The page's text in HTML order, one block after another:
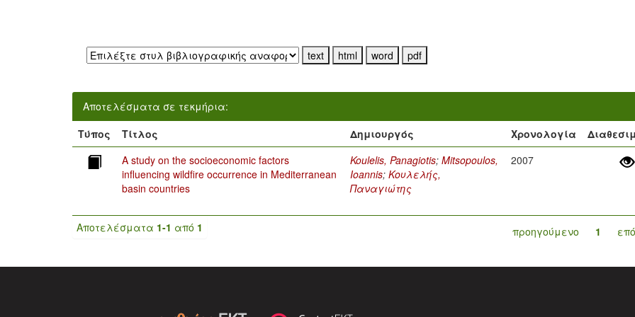
Αποτελέσματα σε τεκμήρια:
Τύπος
Τίτλος Δημιουργός Χρονολογία
A study on the socioeconomic factors
influencing wildfire occurrence in Mediterranean
basin countries
Koulelis, Panagiotis;Mitsopoulos,
Ioannis;Κουλελής,
Παναγιώτης
2007
Αποτελέσματα 1-1 από 1 προηγούμενο 1